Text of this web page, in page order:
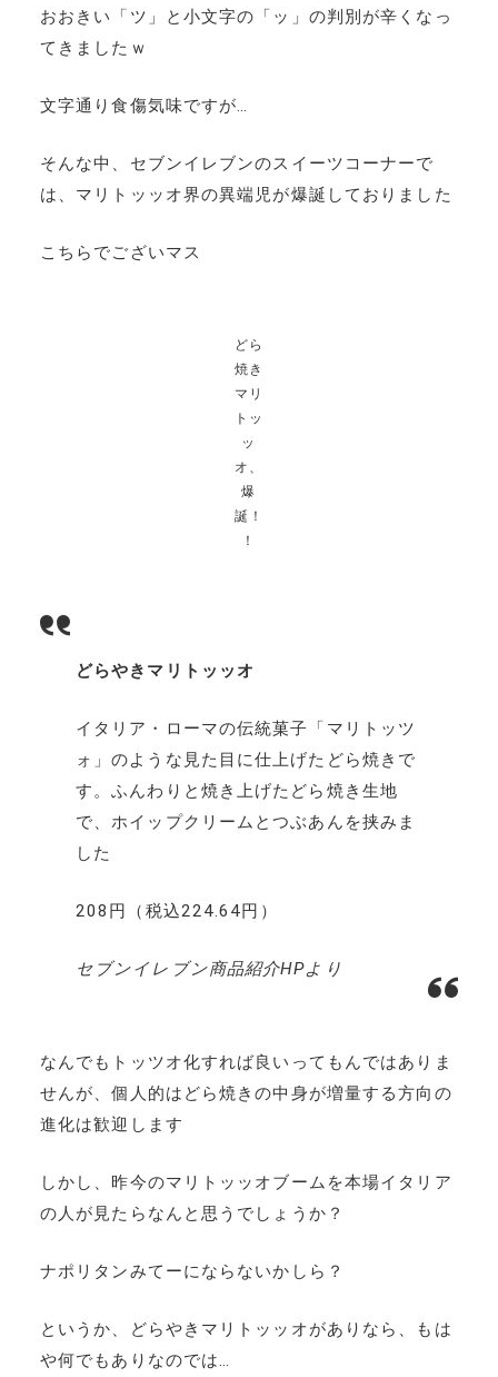
おおきい「ツ」と小文字の「ッ」の判別が辛くなっ
てきましたｗ
文字通り食傷気味ですが…
そんな中、セブンイレブンのスイーツコーナーで
は、マリトッッオ界の異端児が爆誕しておりました
こちらでございマス
どら
焼き
マリ
トッ
ッ
オ、
爆
誕！
！
どらやきマリトッッオ
イタリア・ローマの伝統菓子「マリトッツ
ォ」のような見た目に仕上げたどら焼きで
す。ふんわりと焼き上げたどら焼き生地
で、ホイップクリームとつぶあんを挟みま
した
208円（税込224.64円）
セブンイレブン商品紹介HPより
なんでもトッツオ化すれば良いってもんではありま
せんが、個人的はどら焼きの中身が増量する方向の
進化は歓迎します
しかし、昨今のマリトッッオブームを本場イタリア
の人が見たらなんと思うでしょうか？
ナポリタンみてーにならないかしら？
というか、どらやきマリトッッオがありなら、もは
や何でもありなのでは…